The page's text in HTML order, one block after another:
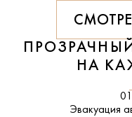
НА
Эвакуация